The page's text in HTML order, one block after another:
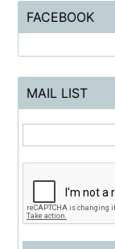
FACEBOOK
MAIL LIST